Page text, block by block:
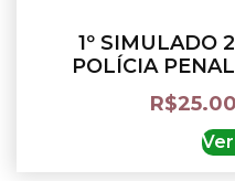
1º SIMULADO
POLÍCIA
R$25.00